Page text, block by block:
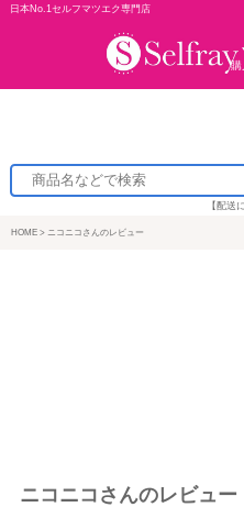
日本No.1セルフマツエク専門店
購
【配送
HOME ニコニコさんのレビュー
ニコニコさんのレビュー